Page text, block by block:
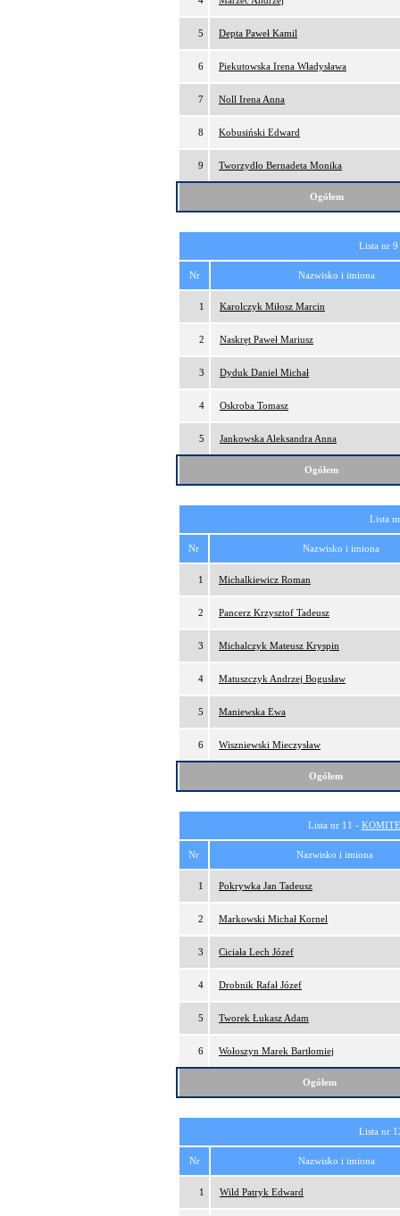
5 Depta Paweł Kamil
6 Piekutowska Irena Władysława
7 Noll Irena Anna
8 Kobusiński Edward
9 Tworzydło Bernadeta Monika
Ogółem
Lista nr
Nr Nazwisko i imiona
1 Karolczyk Miłosz Marcin
2 Naskręt Paweł Mariusz
3 Dyduk Daniel Michał
4 Oskroba Tomasz
5 Jankowska Aleksandra Anna
Ogółem
Lista
Nr Nazwisko i imiona
1 Michalkiewicz Roman
2 Pancerz Krzysztof Tadeusz
3 Michalczyk Mateusz Kryspin
4 Matuszczyk Andrzej Bogusław
5 Maniewska Ewa
6 Wiszniewski Mieczysław
Ogółem
Lista nr 11 -
Nr Nazwisko i imiona
1 Pokrywka Jan Tadeusz
2 Markowski Michał Kornel
3 Ciciała Lech Józef
4 Drobnik Rafał Józef
5 Tworek Łukasz Adam
6 Wołoszyn Marek Bartłomiej
Ogółem
Lista nr
Nr Nazwisko i imiona
1 Wild Patryk Edward